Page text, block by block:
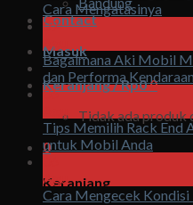
Contact
Masuk
Keranjang /Rp00
Tidak ada produk
0
Keranjang
Cara Mengatasinya
07
Agu
Bagaimana Aki Mobil
dan Performa
06
Tips Memilih Rack End
untuk Mobil Anda
Agu
Cara Mengecek